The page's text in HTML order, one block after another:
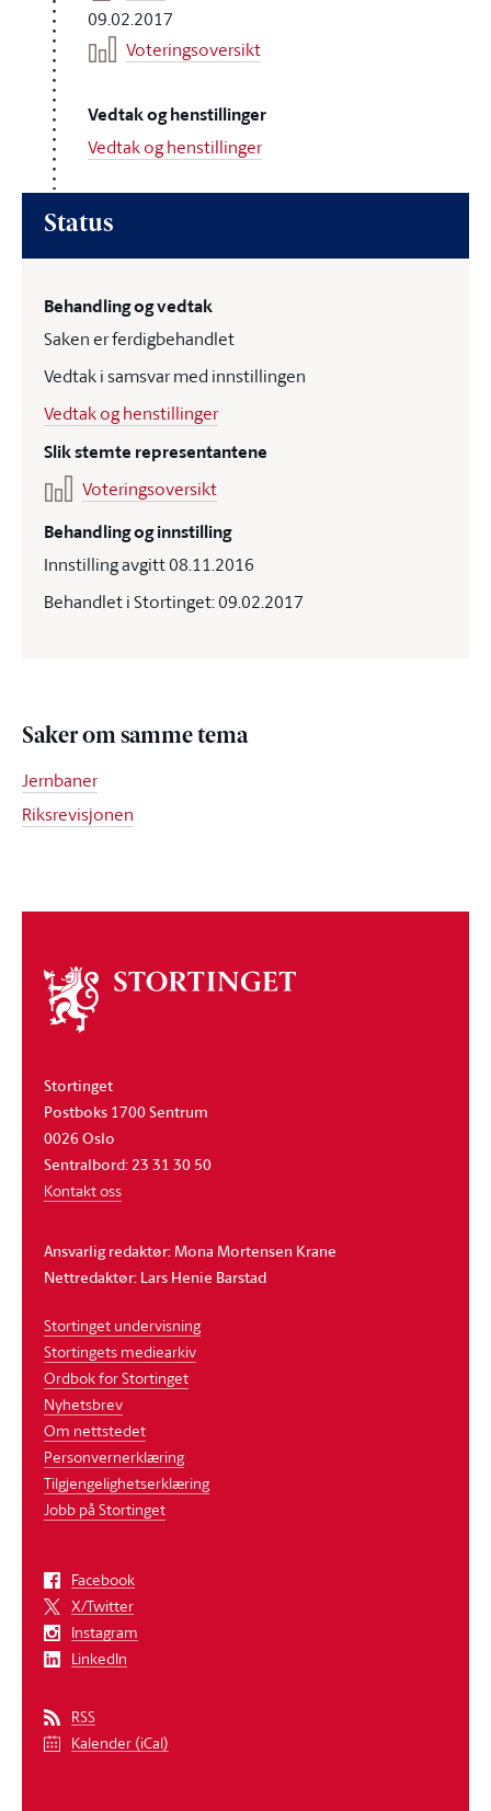
09.02.2017
Voteringsoversikt
Vedtak og henstillinger
Vedtak og henstillinger
Status
Behandling og vedtak
Saken er ferdigbehandlet
Vedtak i samsvar med innstillingen
Vedtak og henstillinger
Slik stemte representantene
Voteringsoversikt
Behandling og innstilling
Innstilling avgitt 08.11.2016
Behandlet i Stortinget: 09.02.2017
Saker om samme tema
Jernbaner
Riksrevisjonen
Om
stortinget
Stortinget
Postboks 1700 Sentrum
0026 Oslo
Sentralbord: 23 31 30 50
Kontakt oss
Ansvarlig redaktør: Mona Mortensen Krane
Nettredaktør: Lars Henie Barstad
Stortinget undervisning
Stortingets mediearkiv
Ordbok for Stortinget
Nyhetsbrev
Om nettstedet
Personvernerklæring
Tilgjengelighetserklæring
Jobb på Stortinget
Facebook
X/Twitter
Instagram
LinkedIn
RSS
Kalender (iCal)